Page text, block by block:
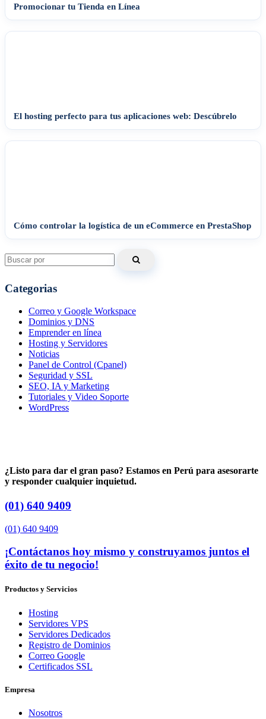
Promocionar tu Tienda en Línea
El hosting perfecto para tus aplicaciones web: Descúbrelo
Cómo controlar la logística de un eCommerce en PrestaShop
Search
for:
Categorias
Correo y Google Workspace
Dominios y DNS
Emprender en línea
Hosting y Servidores
Noticias
Panel de Control (Cpanel)
Seguridad y SSL
SEO, IA y Marketing
Tutoriales y Video Soporte
WordPress
¿Listo para dar el gran paso? Estamos en Perú para asesorarte
y responder cualquier inquietud.
(01) 640 9409
(01) 640 9409
¡Contáctanos hoy mismo y construyamos juntos el
éxito de tu negocio!
Productos y Servicios
Hosting
Servidores VPS
Servidores Dedicados
Registro de Dominios
Correo Google
Certificados SSL
Empresa
Nosotros